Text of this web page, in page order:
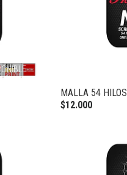
MALLA 54 HILOS
$12.000